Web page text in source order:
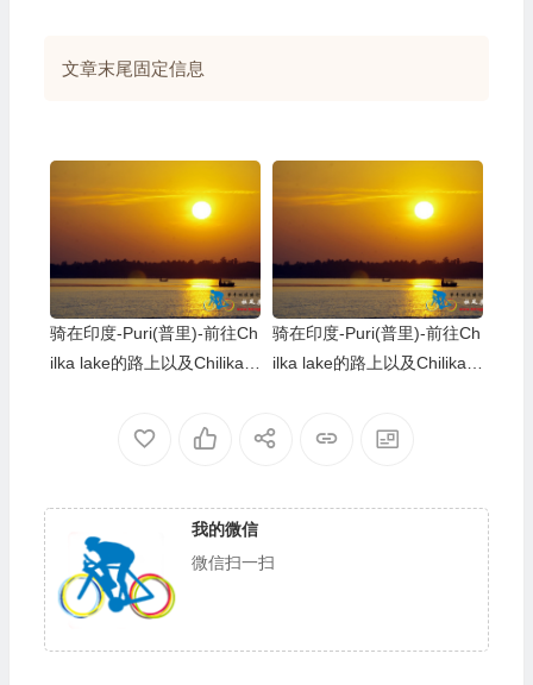
文章末尾固定信息
骑在印度-Puri(普里)-前往Ch
ilka lake的路上以及Chilika l
骑在印度-Puri(普里)-前往Ch
ilka lake的路上以及Chilika l
我的微信
微信扫一扫